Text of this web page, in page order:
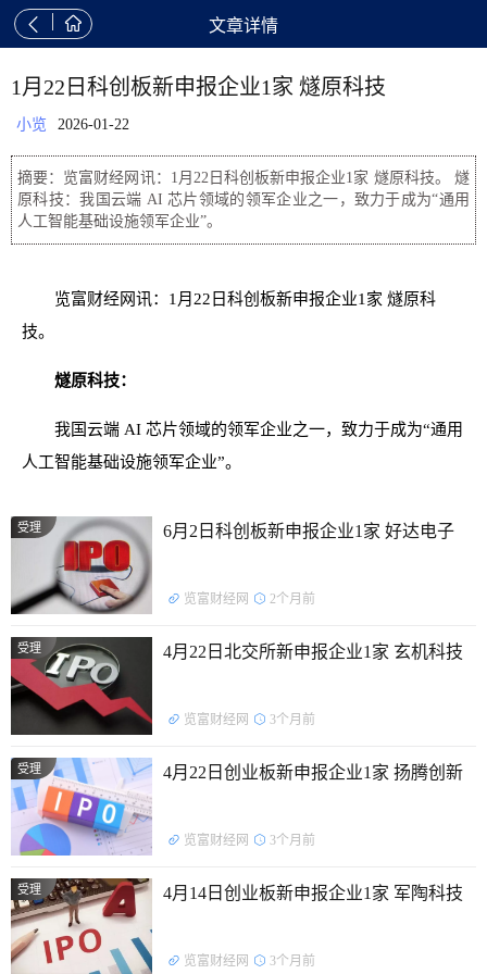
  文章详情
1月22日科创板新申报企业1家 燧原科技
小览 2026-01-22
摘要：览富财经网讯：1月22日科创板新申报企业1家 燧原科技。 燧
原科技：我国云端 AI 芯片领域的领军企业之一，致力于成为“通用
人工智能基础设施领军企业”。
览富财经网讯：1月22日科创板新申报企业1家 燧原科
技。
燧原科技：
我国云端 AI 芯片领域的领军企业之一，致力于成为“通用
人工智能基础设施领军企业”。
受理 6月2日科创板新申报企业1家 好达电子
览富财经网 2个月前
受理 4月22日北交所新申报企业1家 玄机科技
览富财经网 3个月前
受理 4月22日创业板新申报企业1家 扬腾创新
览富财经网 3个月前
受理 4月14日创业板新申报企业1家 军陶科技
览富财经网 3个月前